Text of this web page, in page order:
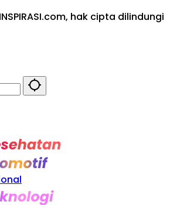
hak cipta dilindungi